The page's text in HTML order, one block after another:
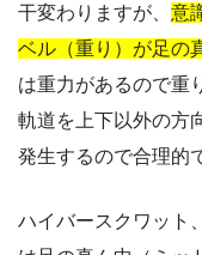
干変わりますが、 意
ベル（重り）が足の
は重力があるので重
軌道を上下以外の方
発生するので合理的
ハイバースクワット